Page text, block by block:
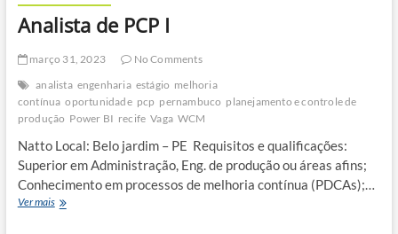
Analista de PCP I
março 31, 2023
No Comments
analista engenharia estágio melhoria
contínua oportunidade pcp pernambuco planejamento e controle de
produção Power BI recife Vaga WCM
Natto Local: Belo jardim – PE Requisitos e qualificações:
Superior em Administração, Eng. de produção ou áreas afins;
Conhecimento em processos de melhoria contínua (PDCAs);…
Ver maisAnalista